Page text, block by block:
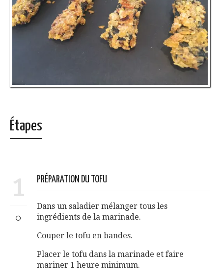
Étapes
1 PRÉPARATION DU TOFU
Dans un saladier mélanger tous les
ingrédients de la marinade.
Couper le tofu en bandes.
Placer le tofu dans la marinade et faire
mariner 1 heure minimum.